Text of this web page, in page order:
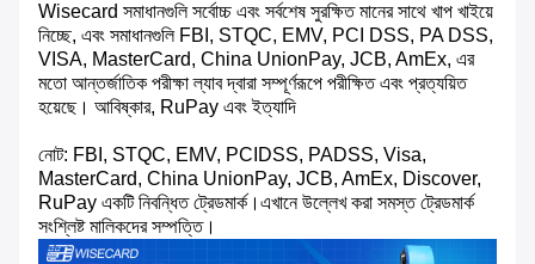
Wisecard সমাধানগুলি সর্বোচ্চ এবং সর্বশেষ সুরক্ষিত মানের সাথে খাপ খাইয়ে
নিচ্ছে, এবং সমাধানগুলি FBI, STQC, EMV, PCI DSS, PA DSS,
VISA, MasterCard, China UnionPay, JCB, AmEx, এর
মতো আন্তর্জাতিক পরীক্ষা ল্যাব দ্বারা সম্পূর্ণরূপে পরীক্ষিত এবং প্রত্যয়িত
হয়েছে। আবিষ্কার, RuPay এবং ইত্যাদি
নোট: FBI, STQC, EMV, PCIDSS, PADSS, Visa,
MasterCard, China UnionPay, JCB, AmEx, Discover,
RuPay একটি নিবন্ধিত ট্রেডমার্ক।এখানে উল্লেখ করা সমস্ত ট্রেডমার্ক
সংশ্লিষ্ট মালিকদের সম্পত্তি।